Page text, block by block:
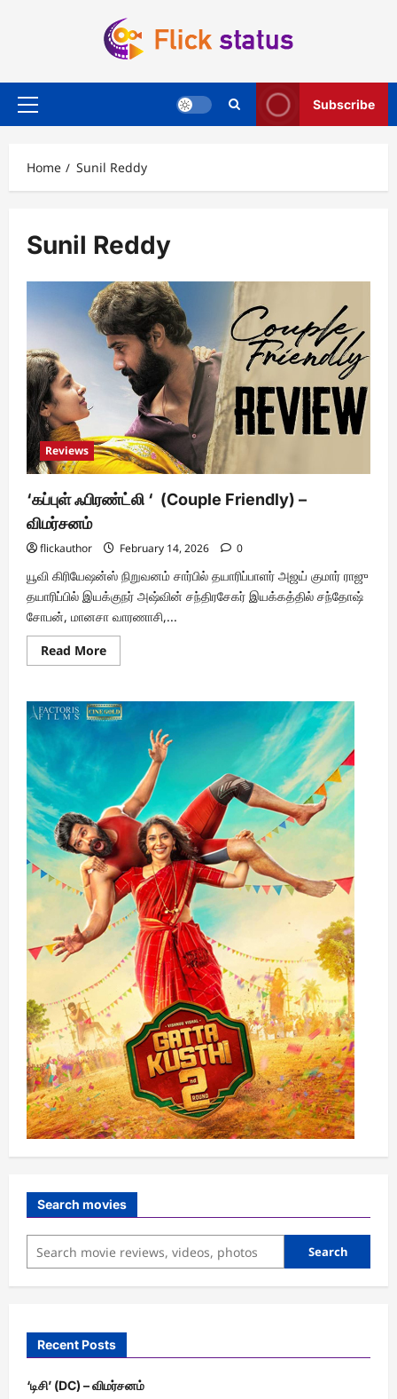
Primary
Subscribe
Home Sunil Reddy
Sunil Reddy
Reviews
‘கப்புள் ஃபிரண்ட்லி ‘ (Couple Friendly) –
விமர்சனம்
flickauthor February 14, 2026 0
யூவி கிரியேஷன்ஸ் நிறுவனம் சார்பில் தயாரிப்பாளர் அஜய் குமார் ராஜு
தயாரிப்பில் இயக்குநர் அஷ்வின் சந்திரசேகர் இயக்கத்தில் சந்தோஷ்
சோபன், மானசா வாரணாசி,...
Read MoreRead
more
ஃபிரண்ட்லி
‘
(Couple
Friendly)
விமர்சனம்
Search movies
Search
Recent Posts
‘டிசி’ (DC) – விமர்சனம்